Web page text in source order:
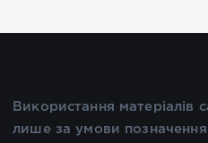
Використання
лише за умови позначення